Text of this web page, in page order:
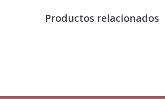
Productos relacionados